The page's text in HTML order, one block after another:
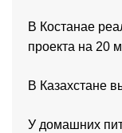
В Костанае
проекта на 20
В Казахстане
У домашних